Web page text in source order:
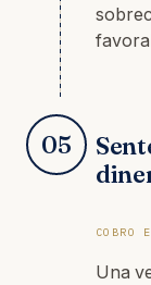
05
COBRO
Una